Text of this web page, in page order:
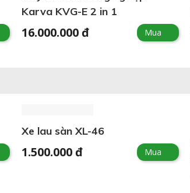
Karva KVG-E 2 in 1
16.000.000 đ Mua
Xe lau sàn XL-46
1.500.000 đ Mua